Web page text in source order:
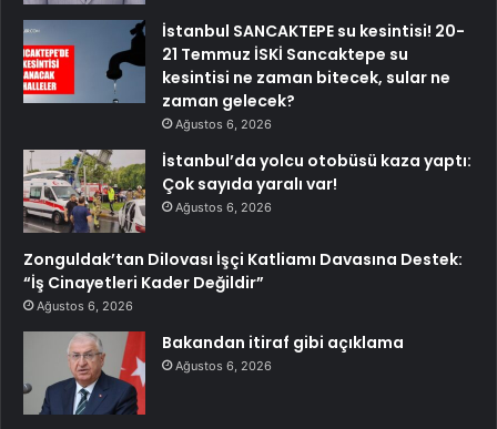
İstanbul SANCAKTEPE su kesintisi! 20-
21 Temmuz İSKİ Sancaktepe su
kesintisi ne zaman bitecek, sular ne
zaman gelecek?
Ağustos 6, 2026
İstanbul’da yolcu otobüsü kaza yaptı:
Çok sayıda yaralı var!
Ağustos 6, 2026
Zonguldak’tan Dilovası İşçi Katliamı Davasına Destek:
“İş Cinayetleri Kader Değildir”
Ağustos 6, 2026
Bakandan itiraf gibi açıklama
Ağustos 6, 2026